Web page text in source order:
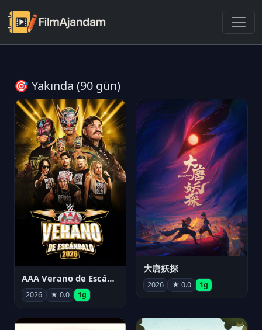
🎯 Yakında (90 gün)
AAA Verano de Escándalo 2026 - Week 3
2026 ★ 0.0 1g
大唐妖探
2026 ★ 0.0 1g